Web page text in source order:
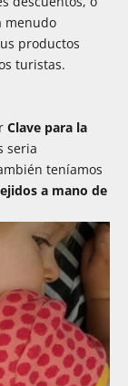
menudo
productos
turistas.
Clave para la
seria
teníamos
a mano de